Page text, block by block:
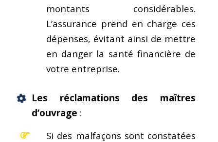
montants considérables.
L’assurance prend en charge ces
dépenses, évitant ainsi de mettre
en danger la santé financière de
votre entreprise.
Les
réclamations des maîtres
d’ouvrage :
Si des malfaçons sont constatées